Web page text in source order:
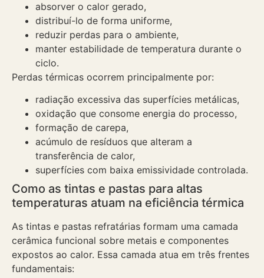
absorver o calor gerado,
distribuí-lo de forma uniforme,
reduzir perdas para o ambiente,
manter estabilidade de temperatura durante o
ciclo.
Perdas térmicas ocorrem principalmente por:
radiação excessiva das superfícies metálicas,
oxidação que consome energia do processo,
formação de carepa,
acúmulo de resíduos que alteram a
transferência de calor,
superfícies com baixa emissividade controlada.
Como as tintas e pastas para altas
temperaturas atuam na eficiência térmica
As tintas e pastas refratárias formam uma camada
cerâmica funcional sobre metais e componentes
expostos ao calor. Essa camada atua em três frentes
fundamentais: